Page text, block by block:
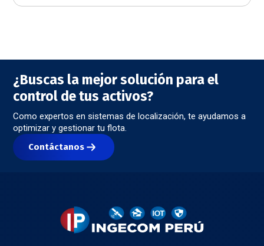
¿Buscas la mejor solución para el
control de tus activos?
Como expertos en sistemas de localización, te ayudamos a
optimizar y gestionar tu flota.
Contáctanos